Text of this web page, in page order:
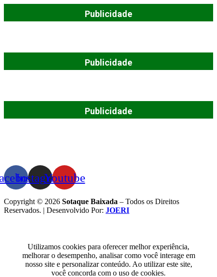
Publicidade
Publicidade
Publicidade
InstagramYoutube
Copyright © 2026 Sotaque Baixada – Todos os Direitos
Reservados. | Desenvolvido Por: JOERI
Utilizamos cookies para oferecer melhor experiência,
melhorar o desempenho, analisar como você interage em
nosso site e personalizar conteúdo. Ao utilizar este site,
você concorda com o uso de cookies.